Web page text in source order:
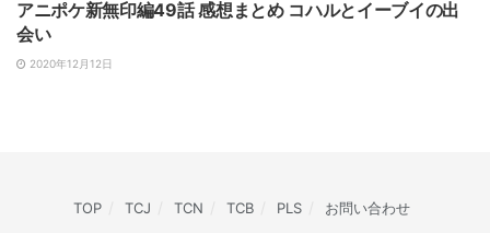
アニポケ新無印編49話 感想まとめ コハルとイーブイの出
会い
2020年12月12日
TOP TCJ TCN TCB PLS お問い合わせ